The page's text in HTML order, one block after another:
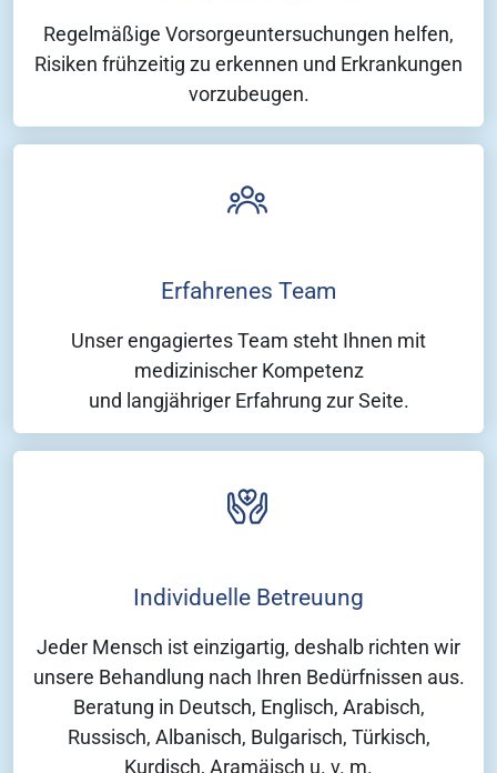
Regelmäßige Vorsorgeuntersuchungen helfen,
Risiken frühzeitig zu erkennen und Erkrankungen
vorzubeugen.
Erfahrenes Team
Unser engagiertes Team steht Ihnen mit
medizinischer Kompetenz
und langjähriger Erfahrung zur Seite.
Individuelle Betreuung
Jeder Mensch ist einzigartig, deshalb richten wir
unsere Behandlung nach Ihren Bedürfnissen aus.
Beratung in Deutsch, Englisch, Arabisch,
Russisch, Albanisch, Bulgarisch, Türkisch,
Kurdisch, Aramäisch u. v. m.